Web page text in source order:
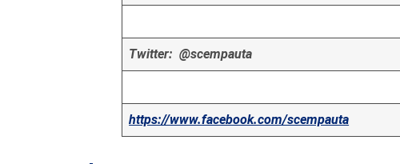
Twitter: @scempauta
https://www.facebook.com/scempauta